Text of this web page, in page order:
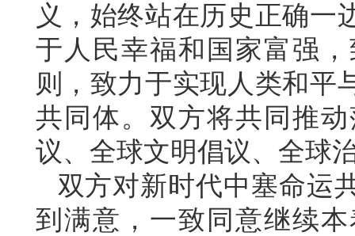
义，始终站在历史正确一
于人民幸福和国家富强
则，致力于实现人类和平
共同体。双方将共同推
议、全球文明倡议、全球
双方对新时代中塞命运
到满意，一致同意继续